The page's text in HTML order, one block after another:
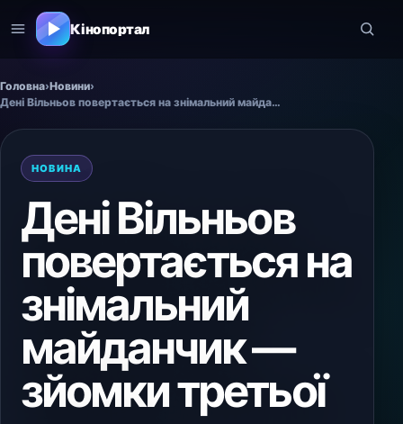
Кінопортал
Головна›Новини›
Дені Вільньов повертається на знімальний майданчик — зйомки третьої частини «Дюни» стартують вже цього понеділка в Будапешті
НОВИНА
Дені Вільньов
повертається на
знімальний
майданчик —
зйомки третьої